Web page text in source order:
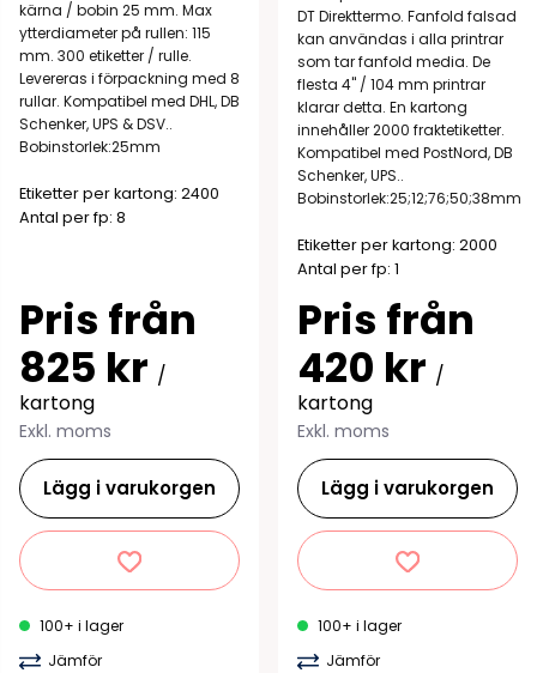
kärna / bobin 25 mm. Max
ytterdiameter på rullen: 115
mm. 300 etiketter / rulle.
Levereras i förpackning med 8
rullar. Kompatibel med DHL, DB
Schenker, UPS & DSV..
Bobinstorlek:25mm
Etiketter per kartong: 2400
Antal per fp: 8
Pris från
825 kr /
kartong
Exkl. moms
Lägg i varukorgen
100+ i lager
Jämför
DT Direkttermo. Fanfold falsad
kan användas i alla printrar
som tar fanfold media. De
flesta 4" / 104 mm printrar
klarar detta. En kartong
innehåller 2000 fraktetiketter.
Kompatibel med PostNord, DB
Schenker, UPS..
Bobinstorlek:25;12;76;50;38mm
Etiketter per kartong: 2000
Antal per fp: 1
Pris från
420 kr /
kartong
Exkl. moms
Lägg i varukorgen
100+ i lager
Jämför